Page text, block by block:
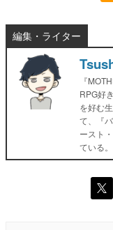
編集・ライター
『
RPG好
を好む
て、『
ースト
ている